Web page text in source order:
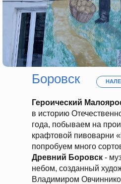
Боровск
Героический
в историю
года, побываем на
крафтовой пивоварни
попробуем много
Древний Боровск -
небом, созданный
Владимиром